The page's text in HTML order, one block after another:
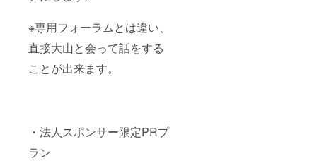
※専用フォーラムとは違い、
直接大山と会って話をする
ことが出来ます。
・法人スポンサー限定PRプ
ラン